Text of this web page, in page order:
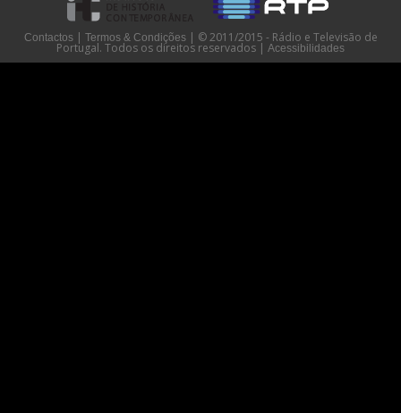
Contactos | Termos & Condições | © 2011/2015 - Rádio e Televisão de
Portugal. Todos os direitos reservados | Acessibilidades